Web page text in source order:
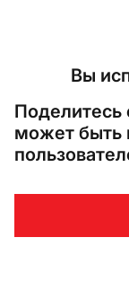
Вы
может быть